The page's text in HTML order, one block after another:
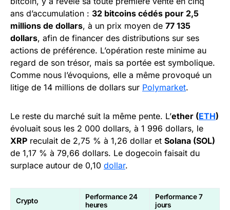
ans d’accumulation : 32 bitcoins cédés pour 2,5
millions de dollars, à un prix moyen de 77 135
dollars, afin de financer des distributions sur ses
actions de préférence. L’opération reste minime au
regard de son trésor, mais sa portée est symbolique.
Comme nous l’évoquions, elle a même provoqué un
litige de 14 millions de dollars sur Polymarket.
Le reste du marché suit la même pente. L’ether (ETH)
évoluait sous les 2 000 dollars, à 1 996 dollars, le
XRP reculait de 2,75 % à 1,26 dollar et Solana (SOL)
de 1,17 % à 79,66 dollars. Le dogecoin faisait du
surplace autour de 0,10 dollar.
Crypto
Performance 24
heures
Performance 7
jours